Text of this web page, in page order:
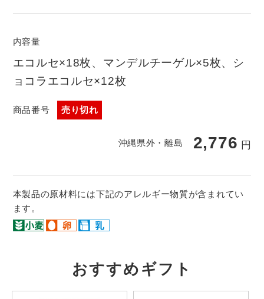
内容量
エコルセ×18枚、マンデルチーゲル×5枚、シ
ョコラエコルセ×12枚
商品番号 売り切れ
沖縄県外・離島 2,776 円
本製品の原材料には下記のアレルギー物質が含まれてい
ます。
おすすめギフト